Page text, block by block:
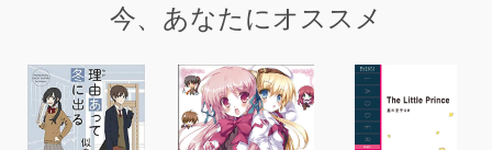
（*平成17年～24年全日コース出席率80％以上の生徒の実
今、あなたにオススメ